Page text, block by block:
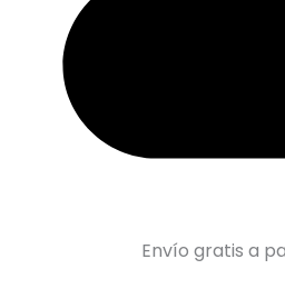
Envío gratis a